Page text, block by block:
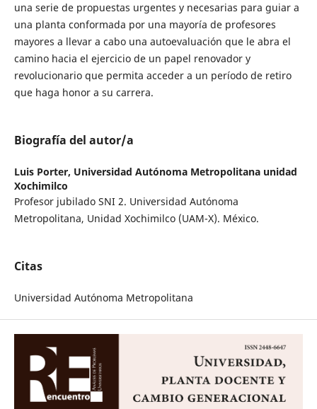
una serie de propuestas urgentes y necesarias para guiar a
una planta conformada por una mayoría de profesores
mayores a llevar a cabo una autoevaluación que le abra el
camino hacia el ejercicio de un papel renovador y
revolucionario que permita acceder a un período de retiro
que haga honor a su carrera.
Biografía del autor/a
Luis Porter, Universidad Autónoma Metropolitana unidad
Xochimilco
Profesor jubilado SNI 2. Universidad Autónoma
Metropolitana, Unidad Xochimilco (UAM-X). México.
Citas
Universidad Autónoma Metropolitana